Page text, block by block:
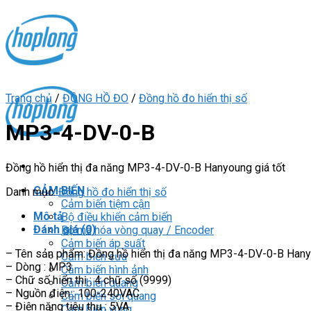
content
CẢM BIẾN
Cảm biến tiệm cận
Bộ điều khiển cảm biến
Bộ mã hóa vòng quay / Encoder
Cảm biến áp suất
Cảm biến cửa
Cảm biến hình ảnh
Cảm biến quang
Cảm biến sợi quang
Trang chủ / ĐỒNG HỒ ĐO / Đồng hồ đo hiển thị số
MP3-4-DV-0-B
Đồng hồ hiển thị đa năng MP3-4-DV-0-B Hanyoung giá tốt
Danh mục:Đồng hồ đo hiển thị số
Mô tả
Đánh giá (0)
– Tên sản phẩm: Đồng hồ hiển thị đa năng MP3-4-DV-0-B
– Dòng : MP3
– Chữ số hiển thị : 4 chữ số (9999)
– Nguồn điện : 100-240VAC
– Điện năng tiêu thụ : 5VA